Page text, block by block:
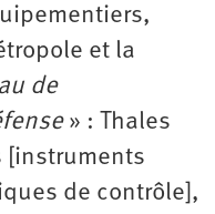
et la
de
» : Thales
[instruments
de contrôle],